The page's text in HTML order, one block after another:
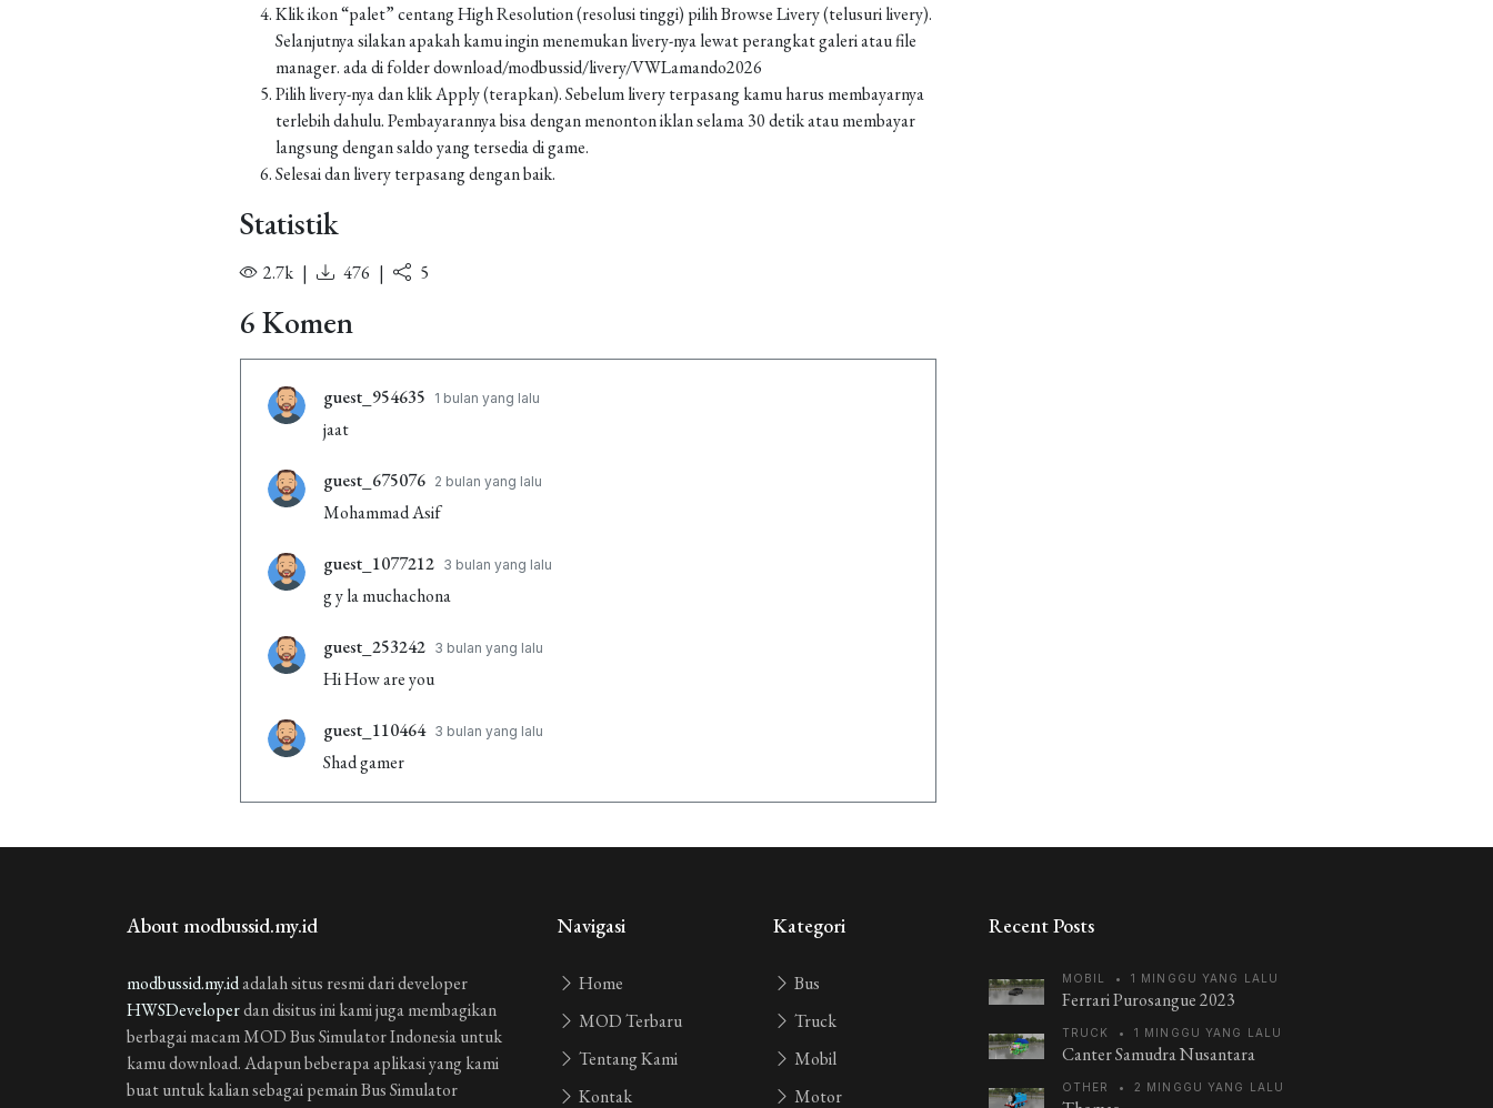
Klik ikon “palet” centang High Resolution (resolusi tinggi) pilih Browse Livery (telusuri livery).
Selanjutnya silakan apakah kamu ingin menemukan livery-nya lewat perangkat galeri atau file
manager. ada di folder download/modbussid/livery/VWLamando2026
Pilih livery-nya dan klik Apply (terapkan). Sebelum livery terpasang kamu harus membayarnya
terlebih dahulu. Pembayarannya bisa dengan menonton iklan selama 30 detik atau membayar
langsung dengan saldo yang tersedia di game.
Selesai dan livery terpasang dengan baik.
Statistik
2.7k | 476 | 5
6 Komen
guest_954635 1 bulan yang lalu
jaat
guest_675076 2 bulan yang lalu
Mohammad Asif
guest_1077212 3 bulan yang lalu
g y la muchachona
guest_253242 3 bulan yang lalu
Hi How are you
guest_110464 3 bulan yang lalu
Shad gamer
ar a beautiful
About modbussid.my.id
modbussid.my.idadalah situs resmi dari developer
HWSDeveloperdan disitus ini kami juga membagikan
berbagai macam MOD Bus Simulator Indonesia untuk
kamu download. Adapun beberapa aplikasi yang kami
buat untuk kalian sebagai pemain Bus Simulator
Navigasi
Home
MOD Terbaru
Tentang Kami
Kontak
Kategori
Bus
Truck
Mobil
Motor
Recent Posts
MOBIL • 1 MINGGU YANG LALU
Ferrari Purosangue 2023
TRUCK • 1 MINGGU YANG LALU
Canter Samudra Nusantara
OTHER • 2 MINGGU YANG LALU